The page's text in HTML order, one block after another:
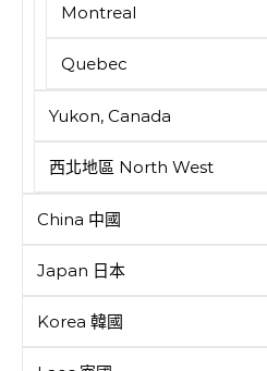
Montreal
Quebec
Yukon, Canada
西北地區 North West
China 中國
Japan 日本
Korea 韓國